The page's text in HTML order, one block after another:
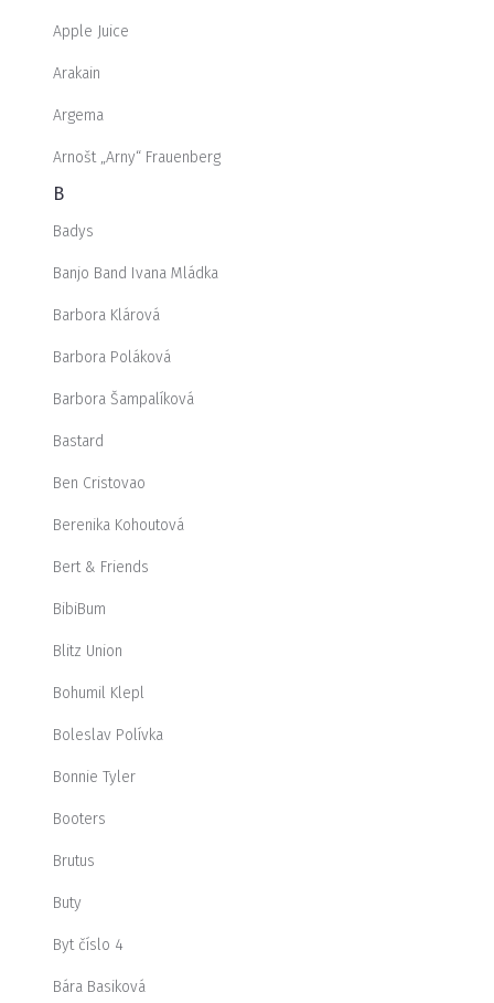
Apple Juice
Arakain
Argema
Arnošt „Arny“ Frauenberg
B
Badys
Banjo Band Ivana Mládka
Barbora Klárová
Barbora Poláková
Barbora Šampalíková
Bastard
Ben Cristovao
Berenika Kohoutová
Bert & Friends
BibiBum
Blitz Union
Bohumil Klepl
Boleslav Polívka
Bonnie Tyler
Booters
Brutus
Buty
Byt číslo 4
Bára Basiková